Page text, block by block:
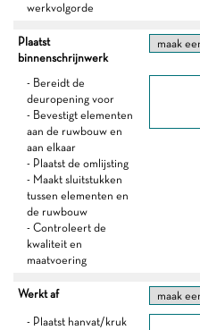
werkvolgorde
Plaatst
binnenschrijnwerk
- Bereidt de
deuropening voor
- Bevestigt elementen
aan de ruwbouw en
aan elkaar
- Plaatst de omlijsting
- Maakt sluitstukken
tussen elementen en
de ruwbouw
- Controleert de
kwaliteit en
maatvoering
Werkt af
- Plaatst hanvat/kruk